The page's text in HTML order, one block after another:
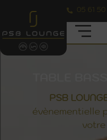
05 61 50
PSB
évènementielle